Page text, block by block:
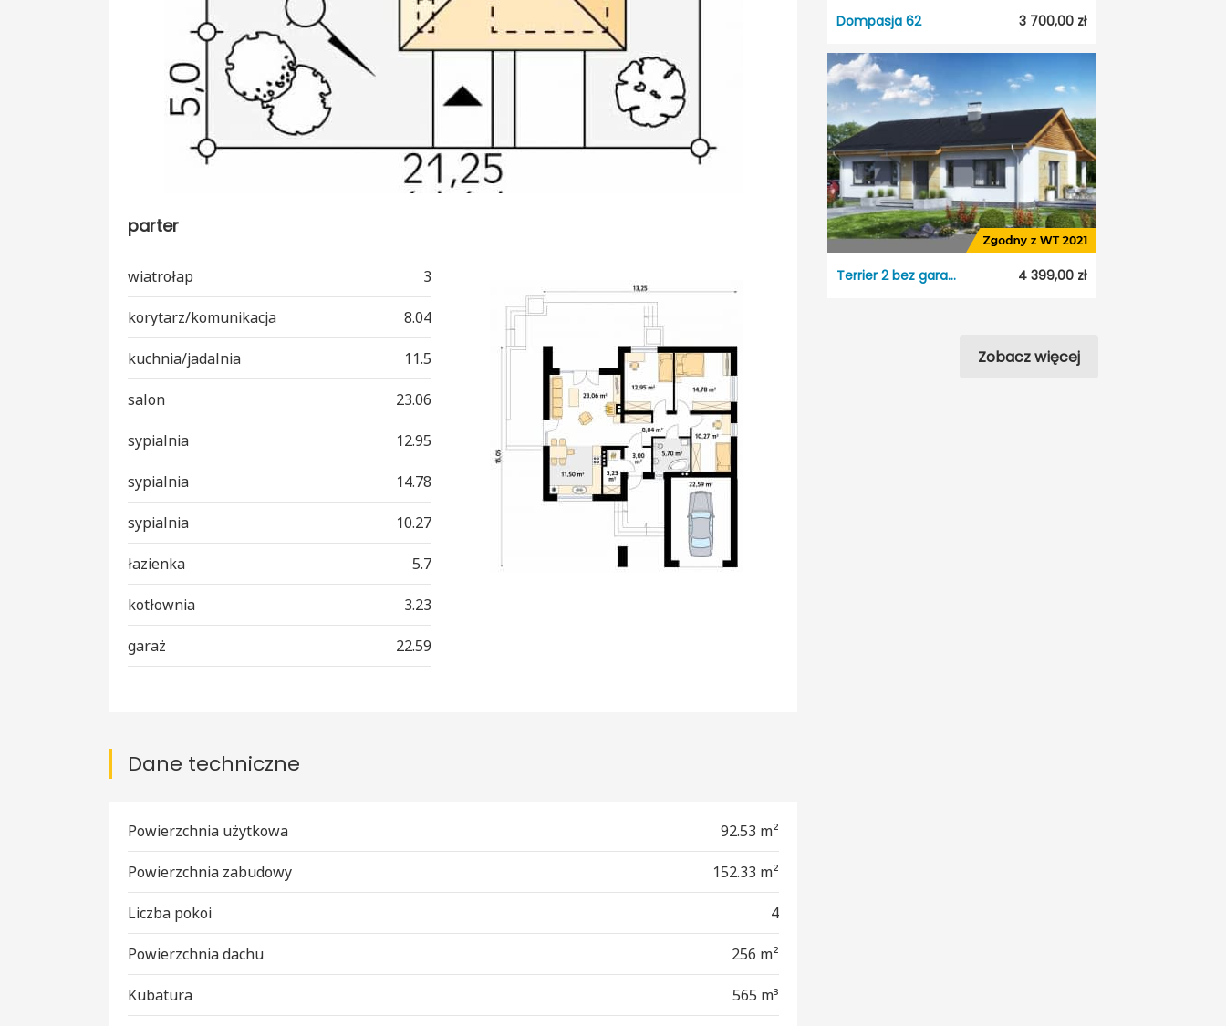
parter
wiatrołap 3
korytarz/komunikacja 8.04
kuchnia/jadalnia 11.5
salon 23.06
sypialnia 12.95
sypialnia 14.78
sypialnia 10.27
łazienka 5.7
kotłownia 3.23
garaż 22.59
Dane techniczne
Powierzchnia użytkowa 92.53 m²
Powierzchnia zabudowy 152.33 m²
Liczba pokoi 4
Powierzchnia dachu 256 m²
Kubatura 565 m³
Dompasja 62 3 700,00 zł
Dompasja 62
Dostępność:
5 dni roboczych
Styl:
Tradycyjny
Typ projektu:
Wolnostojący
Garaż:
Bez garażu
Dach:
Dwuspadowy
Odbicie lustrzane:
Tak
Terrier 2 bez garażu 4 399,00 zł
5 dni roboczych
Zobacz więcej